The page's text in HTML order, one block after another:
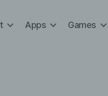
Apps Games